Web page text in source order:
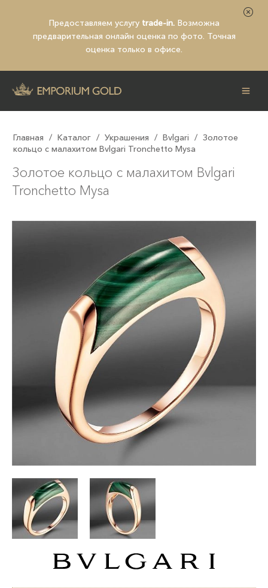
Предоставляем услугу trade-in. Возможна
предварительная онлайн оценка по фото. Точная
оценка только в офисе.
Главная / Каталог / Украшения / Bvlgari / Золотое
кольцо с малахитом Bvlgari Tronchetto Mysa
Золотое кольцо с малахитом Bvlgari
Tronchetto Mysa